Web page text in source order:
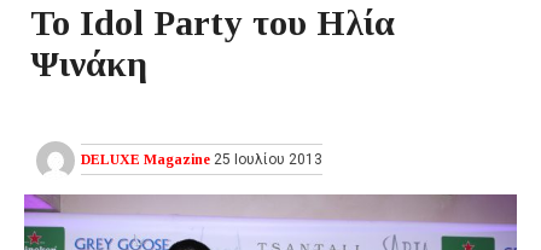
Το Idol Party του Ηλία
Ψινάκη
DELUXE Magazine 25 Ιουλίου 2013